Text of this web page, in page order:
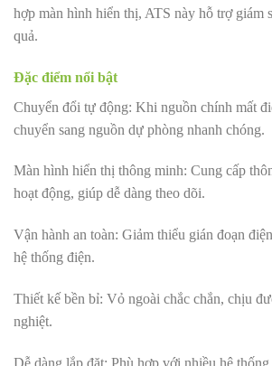
hợp màn hình hiển thị, ATS này hỗ trợ giám
quả.
Đặc điểm nổi bật
Chuyển đổi tự động: Khi nguồn chính mất
chuyển sang nguồn dự phòng nhanh chóng.
Màn hình hiển thị thông minh: Cung cấp
hoạt động, giúp dễ dàng theo dõi.
Vận hành an toàn: Giảm thiểu gián đoạn
hệ thống điện.
Thiết kế bền bỉ: Vỏ ngoài chắc chắn, chịu
nghiệt.
Dễ dàng lắp đặt: Phù hợp với nhiều hệ